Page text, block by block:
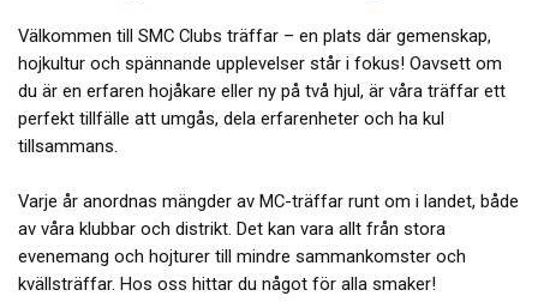
Välkommen till SMC Clubs träffar – en plats där gemenskap,
hojkultur och spännande upplevelser står i fokus! Oavsett om
du är en erfaren hojåkare eller ny på två hjul, är våra träffar ett
perfekt tillfälle att umgås, dela erfarenheter och ha kul
tillsammans.
Varje år anordnas mängder av MC-träffar runt om i landet, både
av våra klubbar och distrikt. Det kan vara allt från stora
evenemang och hojturer till mindre sammankomster och
kvällsträffar. Hos oss hittar du något för alla smaker!